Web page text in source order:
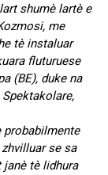
shumè lartè e
me
tè instaluar
fluturuese
(BE), duke na
probabilmente
se sa
janè tè lidhura